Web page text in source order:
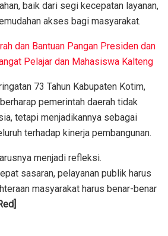
baik dari segi kecepatan layanan,
akses bagi masyarakat.
dan Bantuan Pangan Presiden dan
Pelajar dan Mahasiswa Kalteng
73 Tahun Kabupaten Kotim,
pemerintah daerah tidak
tetapi menjadikannya sebagai
terhadap kinerja pembangunan.
menjadi refleksi.
sasaran, pelayanan publik harus
masyarakat harus benar-benar